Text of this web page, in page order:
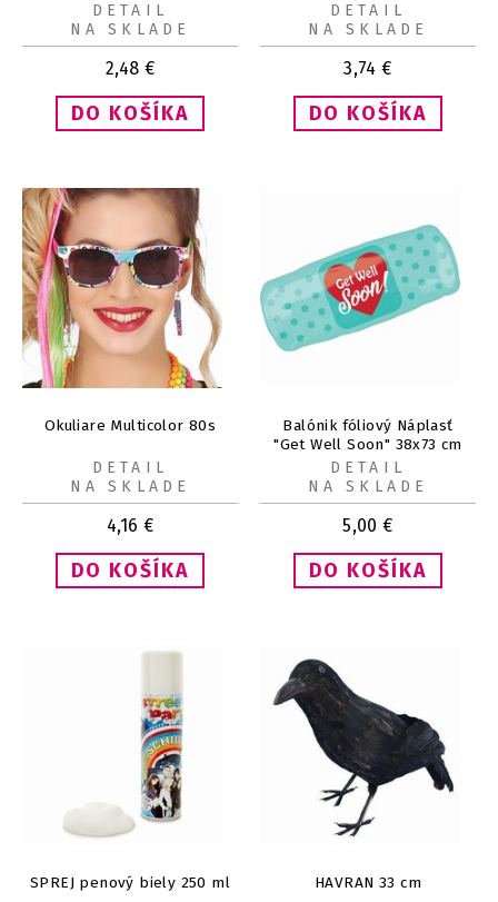
2,48 €
DETAIL
NA SKLADE
3,74 €
DETAIL
NA SKLADE
Okuliare Multicolor 80s
4,16 €
DETAIL
NA SKLADE
Balónik fóliový Náplasť
"Get Well Soon" 38x73 cm
5,00 €
DETAIL
NA SKLADE
SPREJ penový biely 250 ml HAVRAN 33 cm